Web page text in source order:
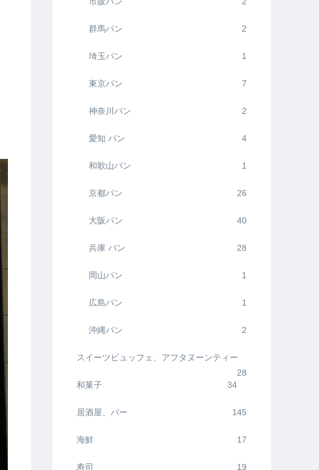
群馬パン 2
埼玉パン 1
東京パン 7
神奈川パン 2
愛知 パン 4
和歌山パン 1
京都パン 26
大阪パン 40
兵庫 パン 28
岡山パン 1
広島パン 1
沖縄パン 2
スイーツビュッフェ、アフタヌーンティー
28
和菓子
34
居酒屋、バー 145
海鮮 17
寿司 19